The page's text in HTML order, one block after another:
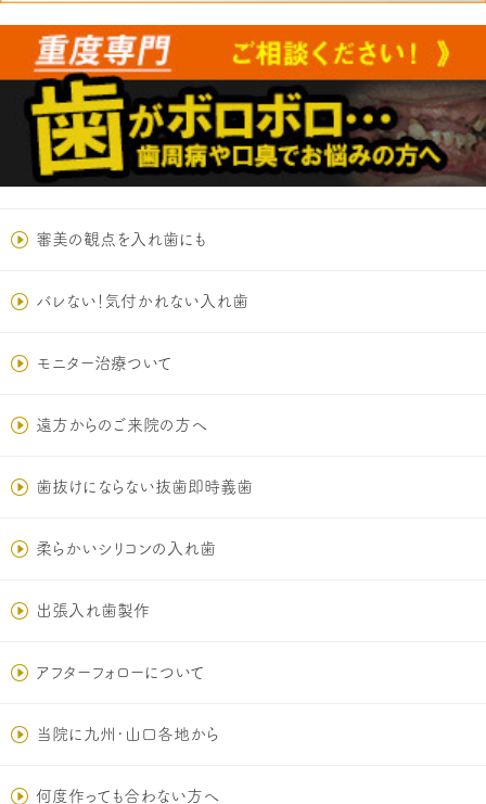
審美の観点を入れ歯にも
バレない！気付かれない入れ歯
モニター治療ついて
遠方からのご来院の方へ
歯抜けにならない抜歯即時義歯
柔らかいシリコンの入れ歯
出張入れ歯製作
アフターフォローについて
当院に九州･山口各地から
何度作っても合わない方へ